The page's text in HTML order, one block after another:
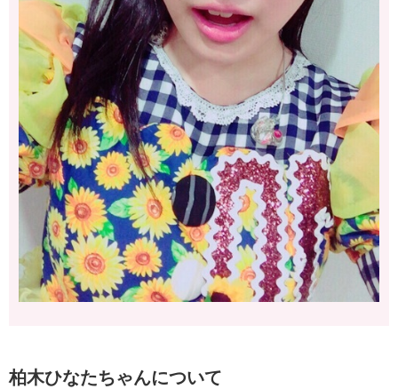
柏木ひなたちゃんについて